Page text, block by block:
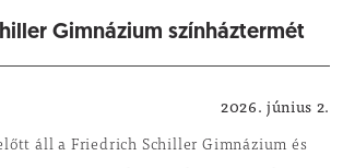
Gimnázium színháztermét
2026. június 2.
áll a Friedrich Schiller Gimnázium és